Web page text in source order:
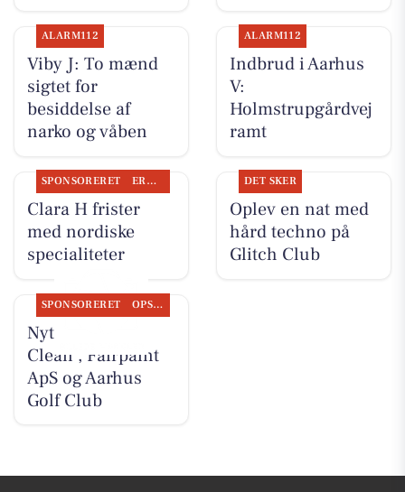
ALARM112
Viby J: To mænd
sigtet for
besiddelse af
narko og våben
ALARM112
Indbrud i Aarhus
V:
Holmstrupgårdvej
ramt
SPONSORERET ERHVERV
Clara H frister
med nordiske
specialiteter
DET SKER
Oplev en nat med
hård techno på
Glitch Club
SPONSORERET OPSLAGSTAVLEN
Nyt fra Classic
Clean , Fairpaint
ApS og Aarhus
Golf Club